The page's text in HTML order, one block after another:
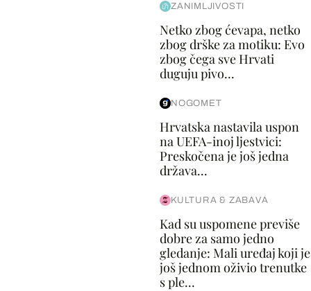
ZANIMLJIVOSTI
Netko zbog ćevapa, netko
zbog drške za motiku: Evo
zbog čega sve Hrvati
duguju pivo...
NOGOMET
Hrvatska nastavila uspon
na UEFA-inoj ljestvici:
Preskočena je još jedna
država...
KULTURA & ZABAVA
Kad su uspomene previše
dobre za samo jedno
gledanje: Mali uređaj koji je
još jednom oživio trenutke
s ple...